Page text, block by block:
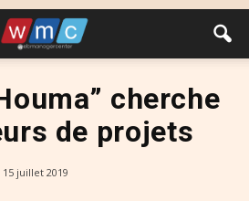
cherche
de projets
15 juillet 2019